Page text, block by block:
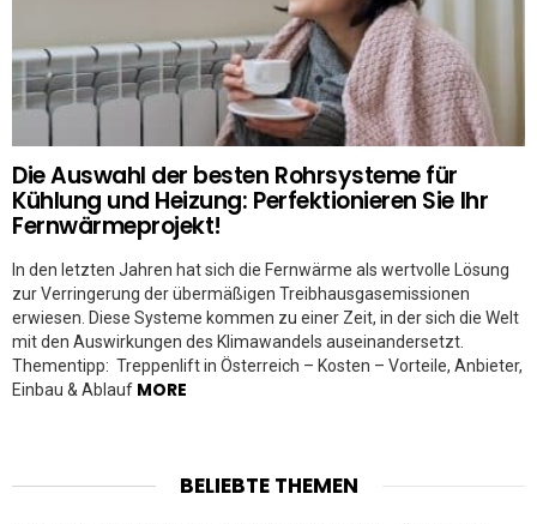
Die Auswahl der besten Rohrsysteme für
Kühlung und Heizung: Perfektionieren Sie Ihr
Fernwärmeprojekt!
In den letzten Jahren hat sich die Fernwärme als wertvolle Lösung
zur Verringerung der übermäßigen Treibhausgasemissionen
erwiesen. Diese Systeme kommen zu einer Zeit, in der sich die Welt
mit den Auswirkungen des Klimawandels auseinandersetzt.
Thementipp: Treppenlift in Österreich – Kosten – Vorteile, Anbieter,
Einbau & Ablauf MORE
BELIEBTE THEMEN